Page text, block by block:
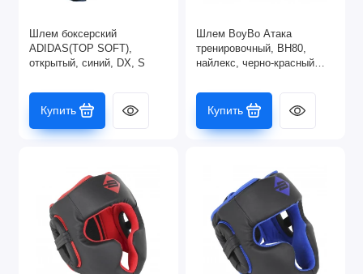
Шлем боксерский
ADIDAS(TOP SOFT),
открытый, синий, DX, S
Купить
Шлем BoyBo Атака
тренировочный, BH80,
найлекс, черно-красный
Купить